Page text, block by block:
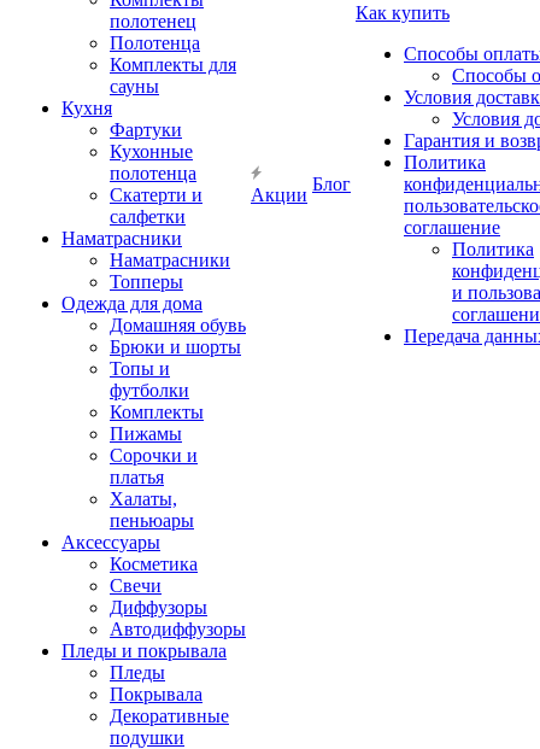
полотенец
Полотенца
Комплекты для
сауны
Кухня
Фартуки
Кухонные
полотенца
Скатерти и
салфетки
Наматрасники
Наматрасники
Топперы
Одежда для дома
Домашняя обувь
Брюки и шорты
Топы и
футболки
Комплекты
Пижамы
Сорочки и
платья
Халаты,
пеньюары
Аксессуары
Косметика
Свечи
Диффузоры
Автодиффузоры
Пледы и покрывала
Пледы
Покрывала
Декоративные
подушки
Акции
Блог
Как купить
Способы
Способы
Условия
Условия
Гарантия и
Политика
соглашение
Политика
и
Передача